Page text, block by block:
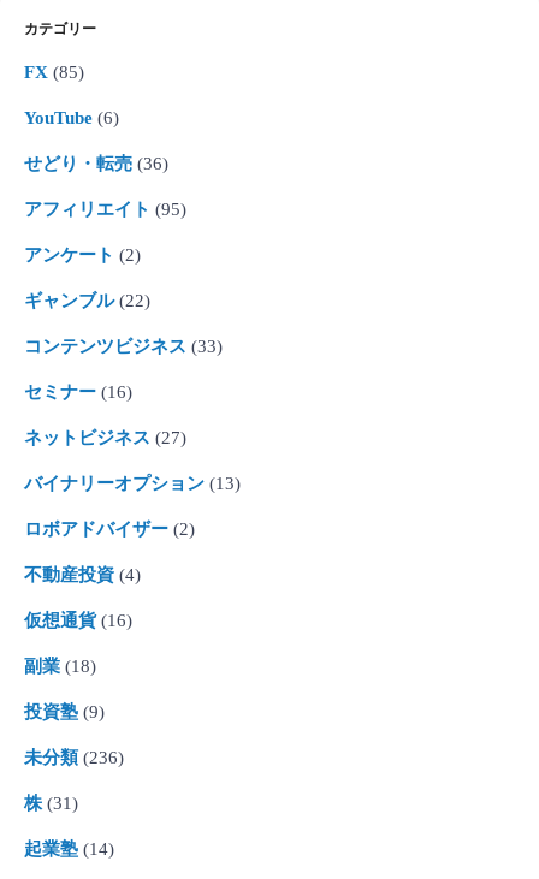
カテゴリー
FX (85)
YouTube (6)
せどり・転売 (36)
アフィリエイト (95)
アンケート (2)
ギャンブル(22)
コンテンツビジネス (33)
セミナー (16)
ネットビジネス (27)
バイナリーオプション (13)
ロボアドバイザー (2)
不動産投資 (4)
仮想通貨(16)
副業 (18)
投資塾 (9)
未分類 (236)
株 (31)
起業塾 (14)